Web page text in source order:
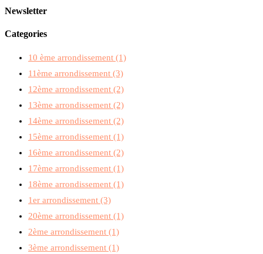
Newsletter
Categories
10 ème arrondissement (1)
11ème arrondissement (3)
12ème arrondissement (2)
13ème arrondissement (2)
14ème arrondissement (2)
15ème arrondissement (1)
16ème arrondissement (2)
17ème arrondissement (1)
18ème arrondissement (1)
1er arrondissement (3)
20ème arrondissement (1)
2ème arrondissement (1)
3ème arrondissement (1)